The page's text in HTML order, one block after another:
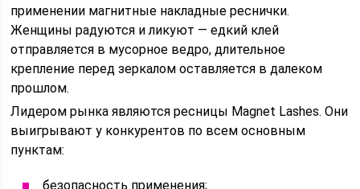
применении магнитные накладные реснички.
Женщины радуются и ликуют — едкий клей
отправляется в мусорное ведро, длительное
крепление перед зеркалом оставляется в далеком
прошлом.
Лидером рынка являются ресницы Magnet Lashes. Они
выигрывают у конкурентов по всем основным
пунктам:
безопасность применения;